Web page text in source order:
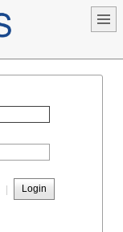
| Login